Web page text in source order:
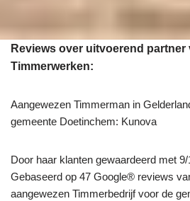
Reviews over uitvoerend partner
Timmerwerken:
Aangewezen Timmerman in
gemeente Doetinchem: Kunova
Door haar klanten gewaardeerd met
Gebaseerd op 47 Google® reviews
aangewezen Timmerbedrijf voor de